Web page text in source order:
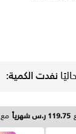
نفدت الكمية:
119.75 ر.س شهرياً مع